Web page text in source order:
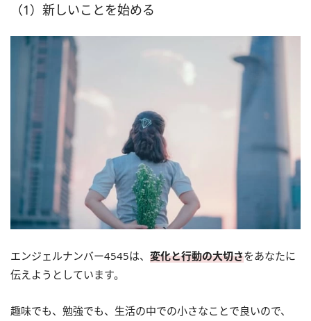
（1）新しいことを始める
エンジェルナンバー4545は、 変化と行動の大切さをあなたに
伝えようとしています。
趣味でも、勉強でも、生活の中での小さなことで良いので、